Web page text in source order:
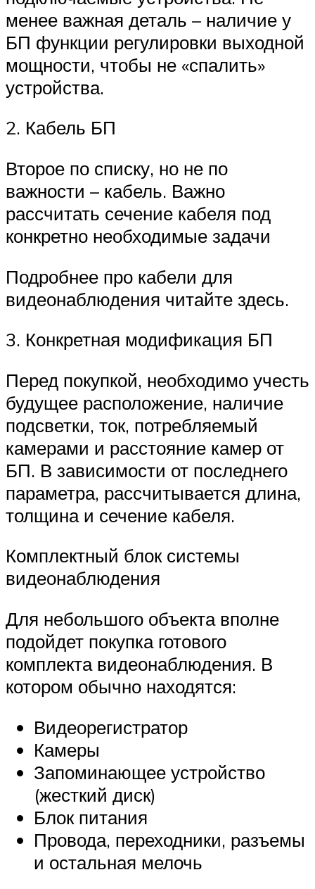
менее важная деталь – наличие у
БП функции регулировки выходной
мощности, чтобы не «спалить»
устройства.
2. Кабель БП
Второе по списку, но не по
важности – кабель. Важно
рассчитать сечение кабеля под
конкретно необходимые задачи
Подробнее про кабели для
видеонаблюдения читайте здесь.
3. Конкретная модификация БП
Перед покупкой, необходимо учесть
будущее расположение, наличие
подсветки, ток, потребляемый
камерами и расстояние камер от
БП. В зависимости от последнего
параметра, рассчитывается длина,
толщина и сечение кабеля.
Комплектный блок системы
видеонаблюдения
Для небольшого объекта вполне
подойдет покупка готового
комплекта видеонаблюдения. В
котором обычно находятся:
Видеорегистратор
Камеры
Запоминающее устройство
(жесткий диск)
Блок питания
Провода, переходники, разъемы
и остальная мелочь